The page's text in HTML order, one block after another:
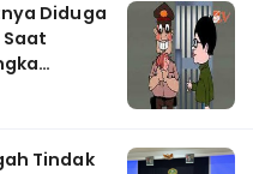
Diduga
Tindak